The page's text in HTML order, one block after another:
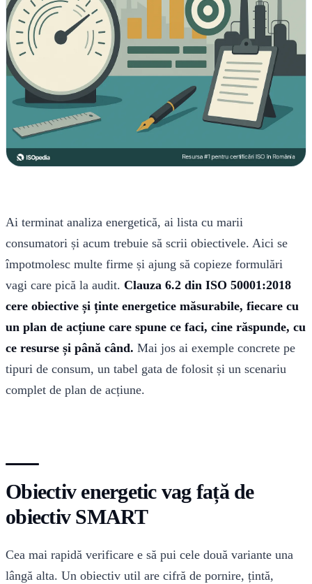
Ai terminat analiza energetică, ai lista cu marii
consumatori și acum trebuie să scrii obiectivele. Aici se
împotmolesc multe firme și ajung să copieze formulări
vagi care pică la audit. Clauza 6.2 din ISO 50001:2018
cere obiective și ținte energetice măsurabile, fiecare cu
un plan de acțiune care spune ce faci, cine răspunde, cu
ce resurse și până când. Mai jos ai exemple concrete pe
tipuri de consum, un tabel gata de folosit și un scenariu
complet de plan de acțiune.
Obiectiv energetic vag față de
obiectiv SMART
Cea mai rapidă verificare e să pui cele două variante una
lângă alta. Un obiectiv util are cifră de pornire, țintă,